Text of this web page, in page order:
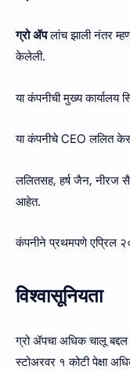
ग्रो ॲपलांच झाली नंतर
केलेली.
या कंपनीची मुख्य
या कंपनीचे CEO ललित
ललितसह, हर्ष जैन, नीरज
आहेत.
कंपनीने प्रथमपणे एप्रिल
विश्वासूनियता
ग्रो ॲपचा अधिक चालू
स्टोअरवर १ कोटी पेक्षा